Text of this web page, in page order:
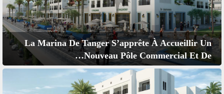
La Marina De Tanger S’apprête À Accueillir Un
Nouveau Pôle Commercial Et De…